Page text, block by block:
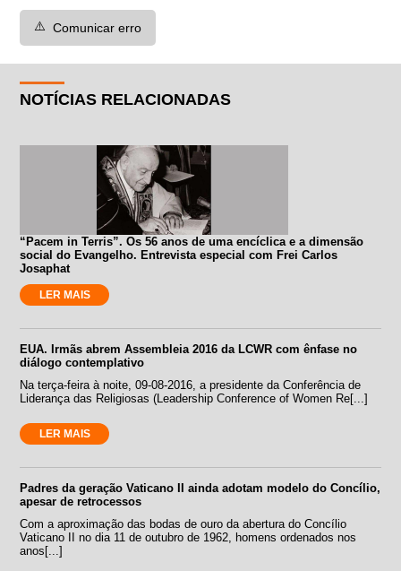
⚠️ Comunicar erro
NOTÍCIAS RELACIONADAS
“Pacem in Terris”. Os 56 anos de uma encíclica e a dimensão
social do Evangelho. Entrevista especial com Frei Carlos
Josaphat
LER MAIS
EUA. Irmãs abrem Assembleia 2016 da LCWR com ênfase no
diálogo contemplativo
Na terça-feira à noite, 09-08-2016, a presidente da Conferência de
Liderança das Religiosas (Leadership Conference of Women Re[...]
LER MAIS
Padres da geração Vaticano II ainda adotam modelo do Concílio,
apesar de retrocessos
Com a aproximação das bodas de ouro da abertura do Concílio
Vaticano II no dia 11 de outubro de 1962, homens ordenados nos
anos[...]